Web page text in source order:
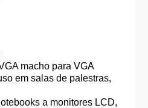
macho para VGA
em salas de palestras,
a monitores LCD,